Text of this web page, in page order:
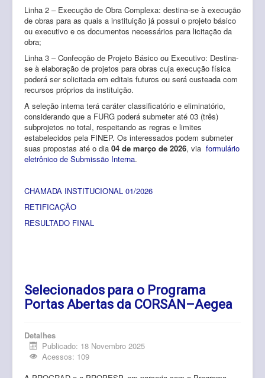
Linha 2 – Execução de Obra Complexa: destina-se à execução
de obras para as quais a instituição já́ possui o projeto básico
ou executivo e os documentos necessários para licitação da
obra;
Linha 3 – Confecção de Projeto Básico ou Executivo: Destina-
se à elaboração de projetos para obras cuja execução física
poderá ser solicitada em editais futuros ou será custeada com
recursos próprios da instituição.
A seleção interna terá caráter classificatório e eliminatório,
considerando que a FURG poderá submeter até 03 (três)
subprojetos no total, respeitando as regras e limites
estabelecidos pela FINEP. Os interessados podem submeter
suas propostas até o dia 04 de março de 2026, via formulário
eletrônico de Submissão Interna.
CHAMADA INSTITUCIONAL 01/2026
RETIFICAÇÃO
RESULTADO FINAL
Selecionados para o Programa
Portas Abertas da CORSAN–Aegea
Detalhes
Publicado: 18 Novembro 2025
Acessos: 109